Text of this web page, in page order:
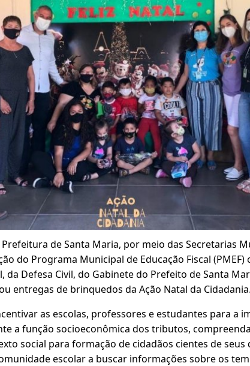
de Santa Maria, por meio das Secretarias
do Programa Municipal de Educação Fiscal
da Defesa Civil, do Gabinete do Prefeito de Santa
entregas de brinquedos da Ação Natal da Cidadania.
as escolas, professores e estudantes para a
a função socioeconômica dos tributos,
social para formação de cidadãos cientes de seus
escolar a buscar informações sobre os